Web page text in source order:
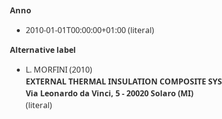
Anno
2010-01-01T00:00:00+01:00 (literal)
Alternative label
L. MORFINI (2010)
EXTERNAL THERMAL INSULATION COMPOSITE
Via Leonardo da Vinci, 5 - 20020 Solaro (MI)
(literal)